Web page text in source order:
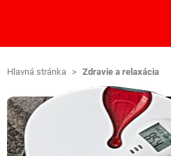
Hlavná stránka > Zdravie a relaxácia